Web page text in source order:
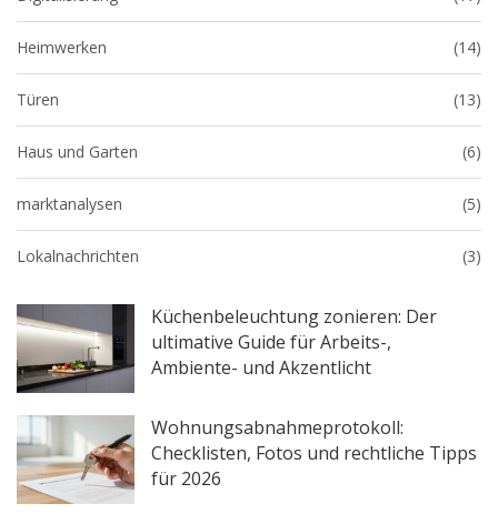
Heimwerken (14)
Türen (13)
Haus und Garten (6)
marktanalysen (5)
Lokalnachrichten (3)
Küchenbeleuchtung zonieren: Der
ultimative Guide für Arbeits-,
Ambiente- und Akzentlicht
Wohnungsabnahmeprotokoll:
Checklisten, Fotos und rechtliche Tipps
für 2026